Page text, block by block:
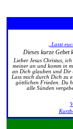
„Lasst
Dieses kurze Gebet
Lieber Jesus Christus,
meiner an und komm in
an Dich glauben und Dir
Lass mich durch Dich zu
göttlichen Frieden. Du
alle Sünden